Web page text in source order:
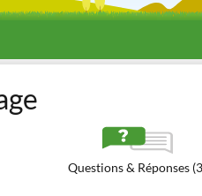
Questions & Réponses